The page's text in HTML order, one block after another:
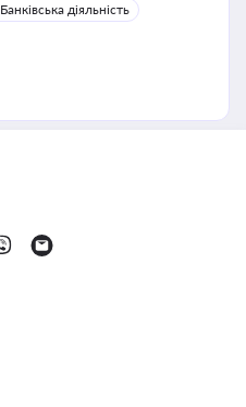
Банківська діяльність